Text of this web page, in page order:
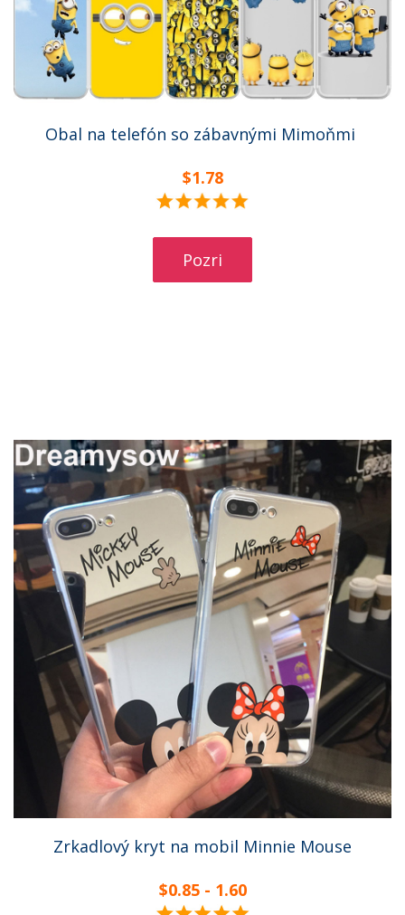
Obal na telefón so zábavnými Mimoňmi
$1.78
Pozri
Zrkadlový kryt na mobil Minnie Mouse
$0.85 - 1.60